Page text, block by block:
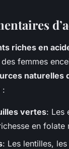
riches en
femmes
naturelles
:
vertes: Les
en
: Les lentilles,